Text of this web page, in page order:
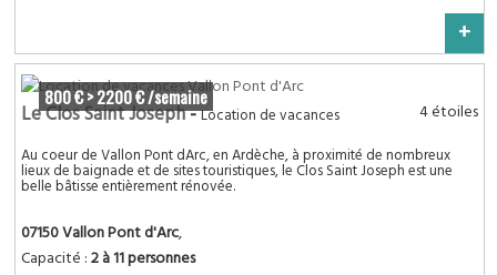
+
800 € > 2200 € /semaine
4 étoiles
Le Clos Saint Joseph-Location de vacances
Au coeur de Vallon Pont dArc, en Ardèche, à proximité de nombreux
lieux de baignade et de sites touristiques, le Clos Saint Joseph est une
belle bâtisse entièrement rénovée.
07150 Vallon Pont d'Arc,
Capacité :2 à 11 personnes